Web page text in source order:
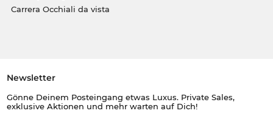
Carrera Occhiali da vista
Newsletter
Gönne Deinem Posteingang etwas Luxus. Private Sales,
exklusive Aktionen und mehr warten auf Dich!